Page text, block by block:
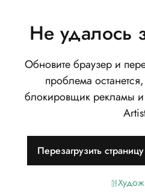
Не удалось
Обновите браузер и
проблема
блокировщик рекламы
Перезагрузить страницу